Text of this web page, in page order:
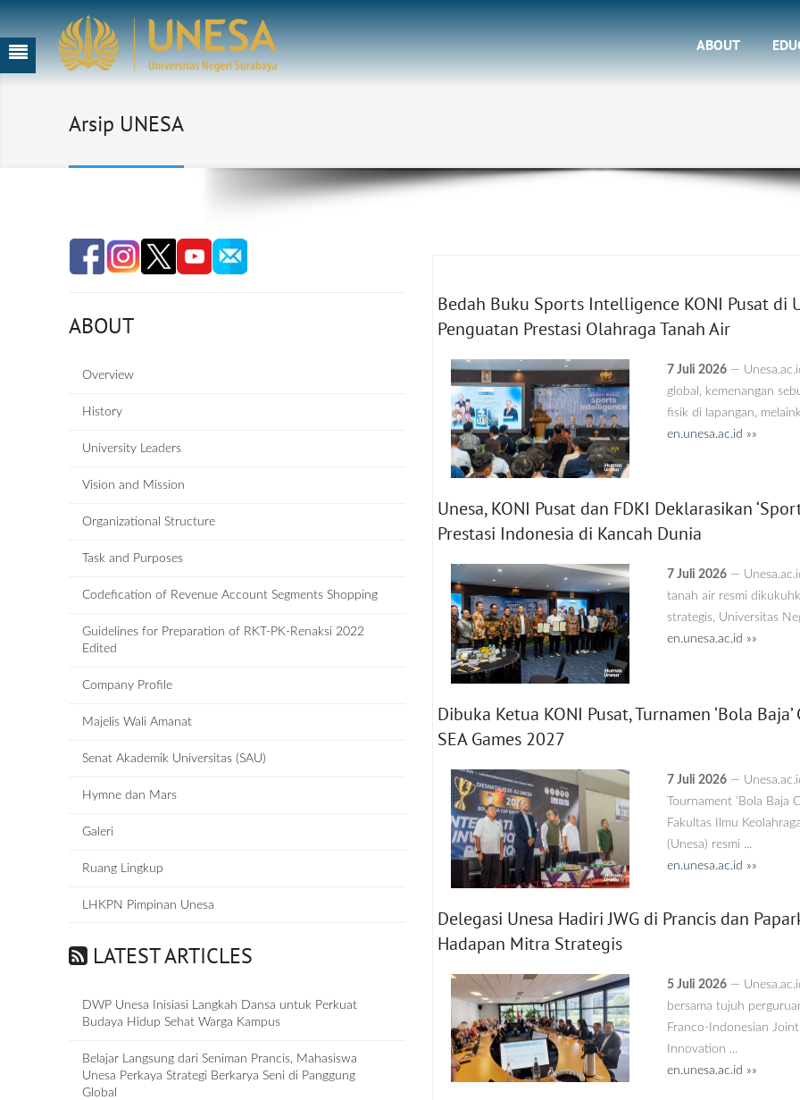
ABOUT
Arsip UNESA
ABOUT
Overview
History
University Leaders
Vision and Mission
Organizational Structure
Task and Purposes
Codefication of Revenue Account Segments Shopping
Guidelines for Preparation of RKT-PK-Renaksi 2022
Edited
Company Profile
Majelis Wali Amanat
Senat Akademik Universitas (SAU)
Hymne dan Mars
Galeri
Ruang Lingkup
LHKPN Pimpinan Unesa
LATEST ARTICLES
DWP Unesa Inisiasi Langkah Dansa untuk Perkuat
Budaya Hidup Sehat Warga Kampus
Belajar Langsung dari Seniman Prancis, Mahasiswa
Unesa Perkaya Strategi Berkarya Seni di Panggung
Global
Bedah Buku Sports Intelligence KONI Pusat di
Penguatan Prestasi Olahraga Tanah Air
7 Juli 2026—
global, kemenangan
fisik di lapangan,
en.unesa.ac.id »»
Unesa, KONI Pusat dan FDKI Deklarasikan
Prestasi Indonesia di Kancah Dunia
7 Juli 2026—
tanah air resmi
strategis, Universitas
en.unesa.ac.id »»
Dibuka Ketua KONI Pusat, Turnamen ‘Bola
SEA Games 2027
7 Juli 2026—
Tournament ‘Bola Baja
Fakultas Ilmu
(Unesa) resmi ...
en.unesa.ac.id »»
Delegasi Unesa Hadiri JWG di Prancis dan
Hadapan Mitra Strategis
5 Juli 2026—
bersama tujuh
Franco-Indonesian
Innovation ...
en.unesa.ac.id »»